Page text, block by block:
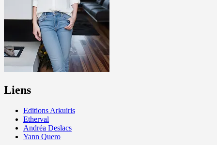
Liens
Editions Arkuiris
Etherval
Andréa Deslacs
Yann Quero